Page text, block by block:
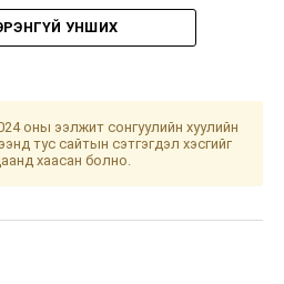
байна
хэм дулаан
УНШИХ
оны ээлжит сонгуулийн хуулийн
тус сайтын сэтгэгдэл хэсгийг
хаасан болно.